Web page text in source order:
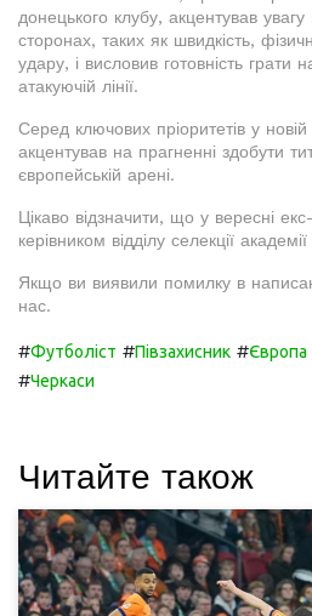
донецького клубу, акцентував
сторонах, таких як швидкість,
удару, і висловив готовність грати
атакуючій лінії.
Серед ключових пріоритетів у
акцентував на прагненні здобути
європейській арені.
Цікаво відзначити, що у вересні
керівником відділу селекції
Якщо ви виявили помилку в
нас.
#Футболіст #Півзахисник #Європа
#Черкаси
Читайте також